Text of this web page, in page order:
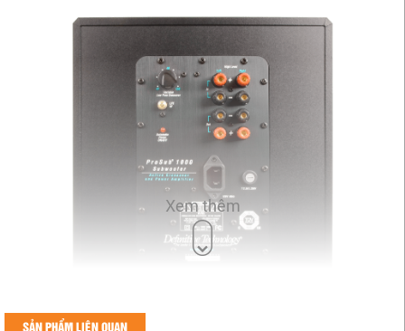
Xem thêm
SẢN PHẨM LIÊN QUAN